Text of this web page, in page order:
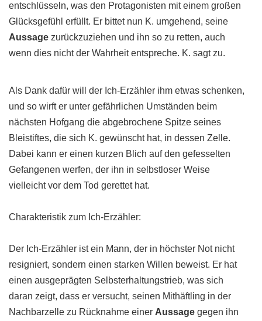
entschlüsseln, was den Protagonisten mit einem großen
Glücksgefühl erfüllt. Er bittet nun K. umgehend, seine
Aussage zurückzuziehen und ihn so zu retten, auch
wenn dies nicht der Wahrheit entspreche. K. sagt zu.
Als Dank dafür will der Ich-Erzähler ihm etwas schenken,
und so wirft er unter gefährlichen Umständen beim
nächsten Hofgang die abgebrochene Spitze seines
Bleistiftes, die sich K. gewünscht hat, in dessen Zelle.
Dabei kann er einen kurzen Blich auf den gefesselten
Gefangenen werfen, der ihn in selbstloser Weise
vielleicht vor dem Tod gerettet hat.
Charakteristik zum Ich-Erzähler:
Der Ich-Erzähler ist ein Mann, der in höchster Not nicht
resigniert, sondern einen starken Willen beweist. Er hat
einen ausgeprägten Selbsterhaltungstrieb, was sich
daran zeigt, dass er versucht, seinen Mithäftling in der
Nachbarzelle zu Rücknahme einer Aussage gegen ihn